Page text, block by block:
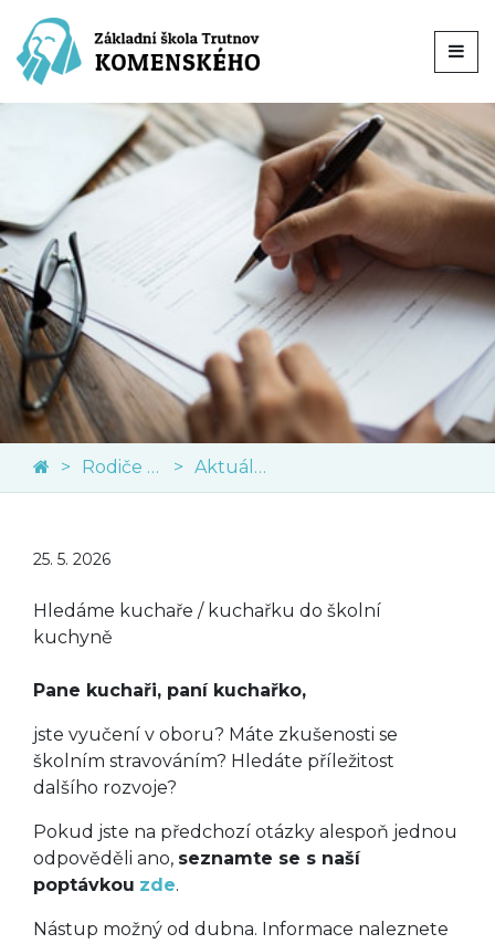
Rodiče a veřejnost Aktuální informace
25. 5. 2026
Hledáme kuchaře / kuchařku do školní
kuchyně
Pane kuchaři, paní kuchařko,
jste vyučení v oboru? Máte zkušenosti se
školním stravováním? Hledáte příležitost
dalšího rozvoje?
Pokud jste na předchozí otázky alespoň jednou
odpověděli ano, seznamte se s naší
poptávkou zde.
Nástup možný od dubna. Informace naleznete